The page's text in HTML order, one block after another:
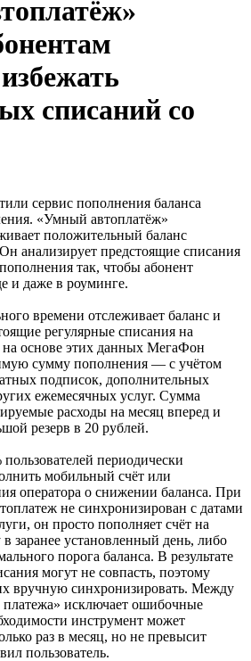
списаний со
сервис пополнения баланса
«Умный автоплатёж»
положительный баланс
анализирует предстоящие списания
так, чтобы абонент
и даже в роуминге.
времени отслеживает баланс и
регулярные списания на
основе этих данных МегаФон
сумму пополнения — с учётом
подписок, дополнительных
ежемесячных услуг. Сумма
расходы на месяц вперед и
резерв в 20 рублей.
периодически
мобильный счёт или
оператора о снижении баланса. При
не синхронизирован с датами
он просто пополняет счёт на
заранее установленный день, либо
порога баланса. В результате
могут не совпасть, поэтому
вручную синхронизировать. Между
исключает ошибочные
инструмент может
раз в месяц, но не превысит
пользователь.